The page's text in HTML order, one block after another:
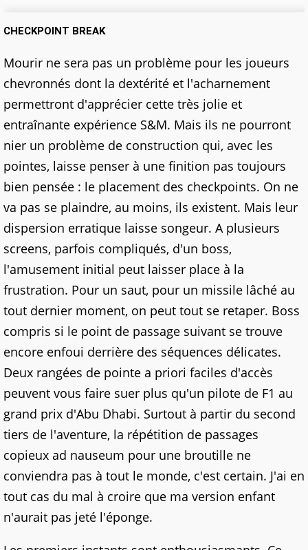
CHECKPOINT BREAK
Mourir ne sera pas un problème pour les joueurs
chevronnés dont la dextérité et l'acharnement
permettront d'apprécier cette très jolie et
entraînante expérience S&M. Mais ils ne pourront
nier un problème de construction qui, avec les
pointes, laisse penser à une finition pas toujours
bien pensée : le placement des checkpoints. On ne
va pas se plaindre, au moins, ils existent. Mais leur
dispersion erratique laisse songeur. A plusieurs
screens, parfois compliqués, d'un boss,
l'amusement initial peut laisser place à la
frustration. Pour un saut, pour un missile lâché au
tout dernier moment, on peut tout se retaper. Boss
compris si le point de passage suivant se trouve
encore enfoui derrière des séquences délicates.
Deux rangées de pointe a priori faciles d'accès
peuvent vous faire suer plus qu'un pilote de F1 au
grand prix d'Abu Dhabi. Surtout à partir du second
tiers de l'aventure, la répétition de passages
copieux ad nauseum pour une broutille ne
conviendra pas à tout le monde, c'est certain. J'ai en
tout cas du mal à croire que ma version enfant
n'aurait pas jeté l'éponge.